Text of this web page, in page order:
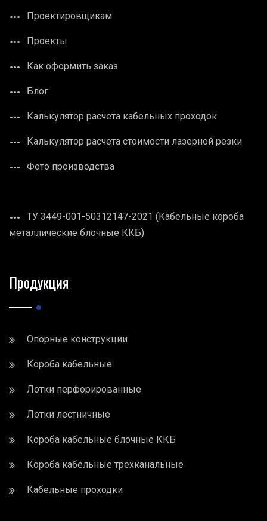
Проектировщикам
Проекты
Как оформить заказ
Блог
Калькулятор расчета кабельных проходок
Калькулятор расчета стоимости лазерной резки
Фото производства
ТУ 3449-001-50312147-2021 (Кабельные короба
металлические блочные ККБ)
Продукция
Опорные конструкции
Короба кабельные
Лотки перфорированные
Лотки лестничные
Короба кабельные блочные ККБ
Короба кабельные трехканальные
Кабельные проходки